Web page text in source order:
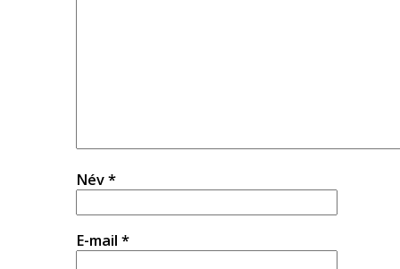
Név*
E-mail *